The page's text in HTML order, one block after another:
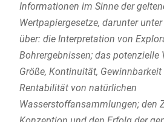
Informationen im Sinne der
Wertpapiergesetze, darunter
über: die Interpretation von
Bohrergebnissen; das potenzielle
Größe, Kontinuität,
Rentabilität von natürlichen
Wasserstoffansammlungen; den